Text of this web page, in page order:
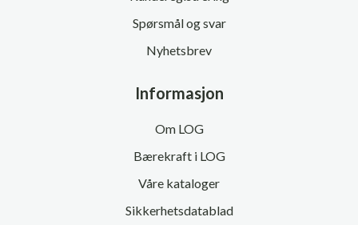
Spørsmål og svar
Nyhetsbrev
Informasjon
Om LOG
Bærekraft i LOG
Våre kataloger
Sikkerhetsdatablad